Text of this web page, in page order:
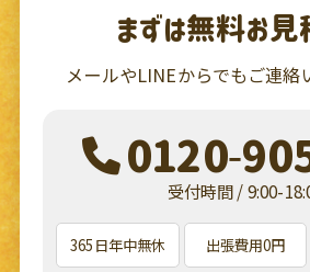
まずは無料お見
メールやLINEからでもご連絡
0120-
受付時間 / 9:00-
365日年中無休 出張費用0円